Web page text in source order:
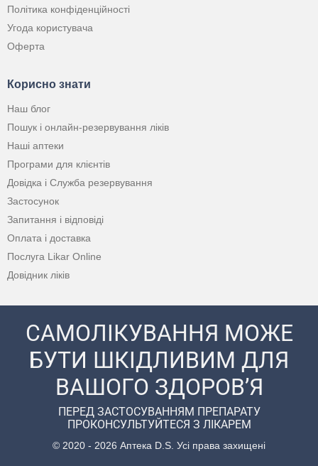
Політика конфіденційності
Угода користувача
Оферта
Корисно знати
Наш блог
Пошук і онлайн-резервування ліків
Наші аптеки
Програми для клієнтів
Довідка і Служба резервування
Застосунок
Запитання і відповіді
Оплата і доставка
Послуга Likar Online
Довідник ліків
САМОЛІКУВАННЯ МОЖЕ
БУТИ ШКІДЛИВИМ ДЛЯ
ВАШОГО ЗДОРОВ’Я
ПЕРЕД ЗАСТОСУВАННЯМ ПРЕПАРАТУ
ПРОКОНСУЛЬТУЙТЕСЯ З ЛІКАРЕМ
© 2020 - 2026 Аптека D.S. Усі права захищені